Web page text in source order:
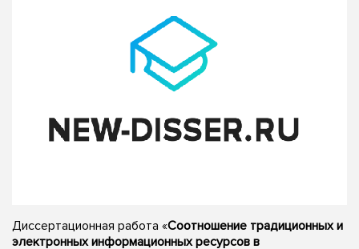
Диссертационная работа «Соотношение традиционных и
электронных информационных ресурсов в